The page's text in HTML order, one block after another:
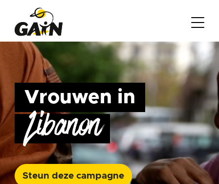
Vrouwen in
Libanon
Steun deze campagne